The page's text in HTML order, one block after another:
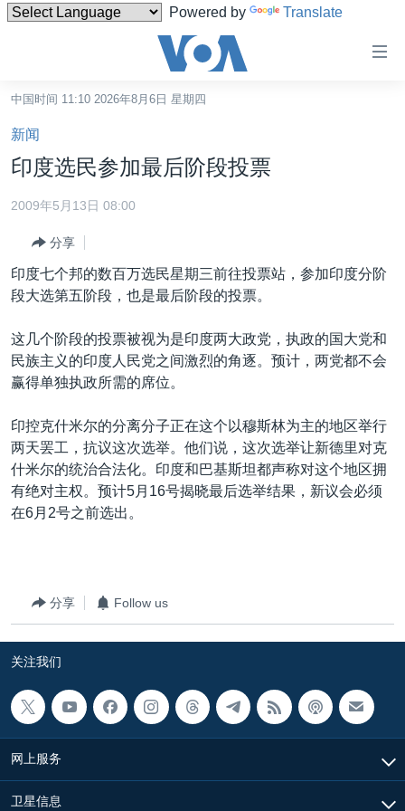
Powered by Translate
碍
链
接
跳
转
容
跳
到
导
航
转
到
港澳
国际
印太
中东
非洲
美洲
全球议题
经济·金融·贸易
人权·法律·宗教
军事
劳工
环境
美中关系
热点专题
国会报道
美中关系
美国建国250周年
重要讲话与声明
台海两岸关系
南中国海争端
关注西藏
关注新疆
VOA今日焦点
中文广播
中国时间 11:10 2026年8月6日 星期四
新闻
印度选民参加最后阶段投票
2009年5月13日 08:00
分享
印度七个邦的数百万选民星期三前往投票站，参加印度分阶
段大选第五阶段，也是最后阶段的投票。
这几个阶段的投票被视为是印度两大政党，执政的国大党和
民族主义的印度人民党之间激烈的角逐。预计，两党都不会
赢得单独执政所需的席位。
印控克什米尔的分离分子正在这个以穆斯林为主的地区举行
两天罢工，抗议这次选举。他们说，这次选举让新德里对克
什米尔的统治合法化。印度和巴基斯坦都声称对这个地区拥
有绝对主权。预计5月16号揭晓最后选举结果，新议会必须
在6月2号之前选出。
分享 Follow us
关注我们
网上服务
卫星信息